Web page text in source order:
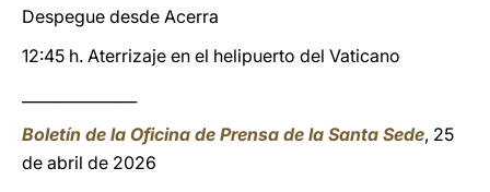
Despegue desde Acerra
12:45 h. Aterrizaje en el helipuerto del Vaticano
Boletín de la Oficina de Prensa de la Santa Sede, 25
de abril de 2026